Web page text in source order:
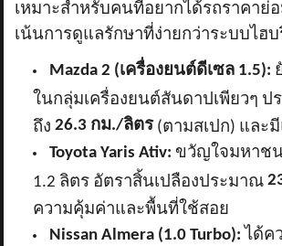
เหมาะสำหรับคนที่อยากได้รถราคาย่อ
เน้นการดูแลรักษาที่ง่ายกว่าระบบไฮ
Mazda 2 (เครื่องยนต์ดีเซล 1.5):
ในกลุ่มเครื่องยนต์สันดาปเพียวๆ ป
ถึง26.3 กม./ลิตร (ตามสเปก) และ
Toyota Yaris Ativ: ขวัญใจมหาช
1.2 ลิตร อัตราสิ้นเปลืองประมาณ
ความคุ้มค่าและพื้นที่ใช้สอย
Nissan Almera (1.0 Turbo): ได้ค